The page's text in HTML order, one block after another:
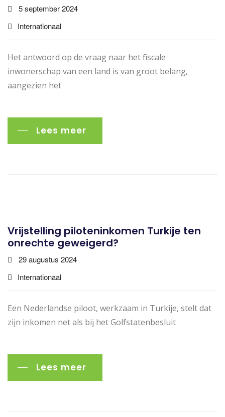
5 september 2024
Internationaal
Het antwoord op de vraag naar het fiscale
inwonerschap van een land is van groot belang,
aangezien het
Lees meer
Vrijstelling piloteninkomen Turkije ten
onrechte geweigerd?
29 augustus 2024
Internationaal
Een Nederlandse piloot, werkzaam in Turkije, stelt dat
zijn inkomen net als bij het Golfstatenbesluit
Lees meer